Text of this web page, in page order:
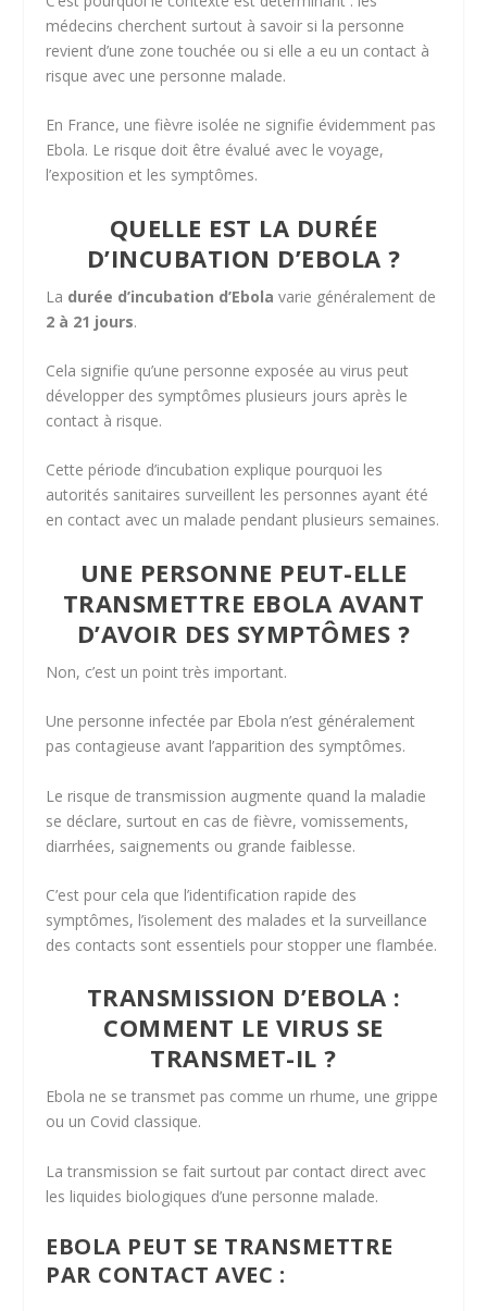
médecins cherchent surtout à savoir si la personne
revient d’une zone touchée ou si elle a eu un contact à
risque avec une personne malade.
En France, une fièvre isolée ne signifie évidemment pas
Ebola. Le risque doit être évalué avec le voyage,
l’exposition et les symptômes.
QUELLE EST LA DURÉE
D’INCUBATION D’EBOLA ?
La durée d’incubation d’Ebola varie généralement de
2 à 21 jours.
Cela signifie qu’une personne exposée au virus peut
développer des symptômes plusieurs jours après le
contact à risque.
Cette période d’incubation explique pourquoi les
autorités sanitaires surveillent les personnes ayant été
en contact avec un malade pendant plusieurs semaines.
UNE PERSONNE PEUT-ELLE
TRANSMETTRE EBOLA AVANT
D’AVOIR DES SYMPTÔMES ?
Non, c’est un point très important.
Une personne infectée par Ebola n’est généralement
pas contagieuse avant l’apparition des symptômes.
Le risque de transmission augmente quand la maladie
se déclare, surtout en cas de fièvre, vomissements,
diarrhées, saignements ou grande faiblesse.
C’est pour cela que l’identification rapide des
symptômes, l’isolement des malades et la surveillance
des contacts sont essentiels pour stopper une flambée.
TRANSMISSION D’EBOLA :
COMMENT LE VIRUS SE
TRANSMET-IL ?
Ebola ne se transmet pas comme un rhume, une grippe
ou un Covid classique.
La transmission se fait surtout par contact direct avec
les liquides biologiques d’une personne malade.
EBOLA PEUT SE TRANSMETTRE
PAR CONTACT AVEC :